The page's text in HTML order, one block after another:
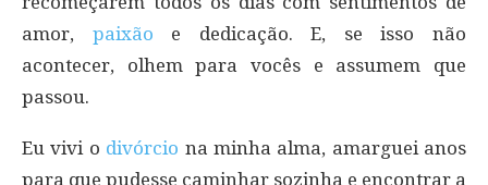
amor, paixão e dedicação. E, se isso não
acontecer, olhem para vocês e assumem que
passou.
Eu vivi o divórcio na minha alma, amarguei anos
para que pudesse caminhar sozinha e encontrar a